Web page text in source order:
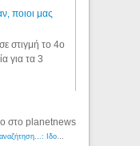
ποιοι μας
στιγμή το 4ο
για τα 3
στο planetnews
Λόγιος Ερμής | Η γνώση ξεκινάει με την αναζήτηση...: Ιδού οι 18 που χρωστούν 11 δις ευρώ!